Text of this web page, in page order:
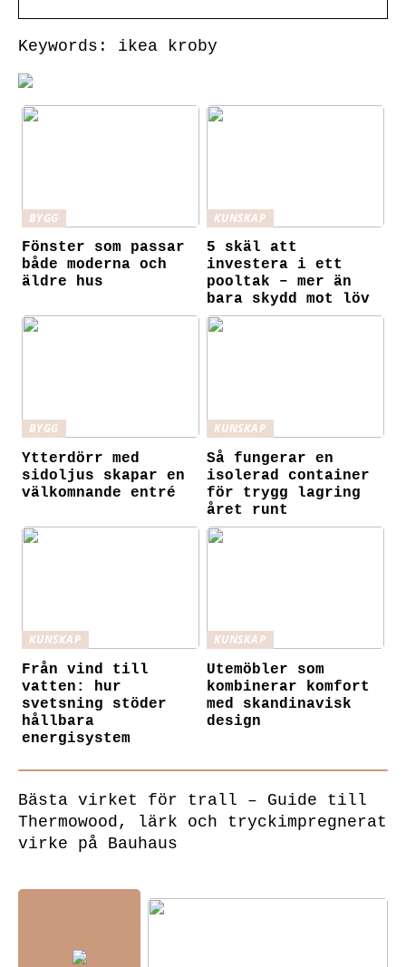
Keywords: ikea kroby
BYGG
Fönster som passar
både moderna och
äldre hus
KUNSKAP
5 skäl att
investera i ett
pooltak – mer än
bara skydd mot löv
BYGG
Ytterdörr med
sidoljus skapar en
välkomnande entré
KUNSKAP
Så fungerar en
isolerad container
för trygg lagring
året runt
KUNSKAP
Från vind till
vatten: hur
svetsning stöder
hållbara
energisystem
KUNSKAP
Utemöbler som
kombinerar komfort
med skandinavisk
design
Bästa virket för trall – Guide till
Thermowood, lärk och tryckimpregnerat
virke på Bauhaus